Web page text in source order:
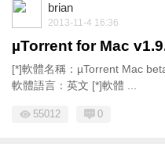
brian
2013-11-4 16:36
µTorrent for Mac
[*]軟體名稱：µTorrent Mac
軟體語言：英文 [*]軟體 ...
55012 0